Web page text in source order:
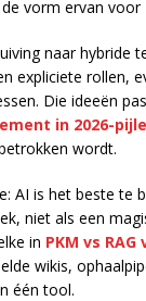
vorm ervan voor
naar hybride
expliciete rollen,
Die ideeën
in 2026-
wordt.
AI is het beste te
niet als een
in PKM vs
wikis,
één tool.